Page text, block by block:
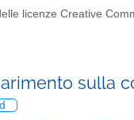
licenze Creative
sulla